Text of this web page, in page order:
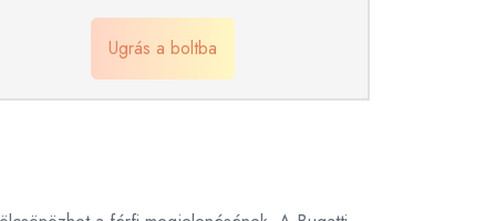
Ugrás a boltba